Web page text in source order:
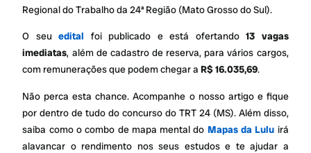
Regional do Trabalho da 24ª Região (Mato Grosso do Sul).
O seuedital foi publicado e está ofertando13 vagas
imediatas, além de cadastro de reserva, para vários cargos,
com remunerações que podem chegar aR$ 16.035,69.
Não perca esta chance. Acompanhe o nosso artigo e fique
por dentro de tudo do concurso do TRT 24 (MS). Além disso,
saiba como o combo de mapa mental do Mapas da Lulu irá
alavancar o rendimento nos seus estudos e te ajudar a